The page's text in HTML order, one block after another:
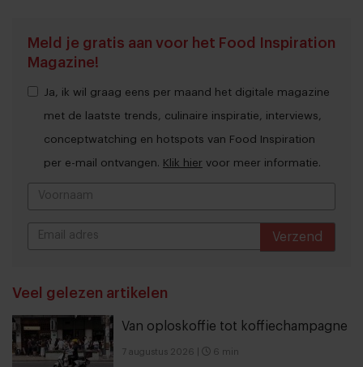
Meld je gratis aan voor het Food Inspiration
Magazine!
Ja, ik wil graag eens per maand het digitale magazine
met de laatste trends, culinaire inspiratie, interviews,
conceptwatching en hotspots van Food Inspiration
per e-mail ontvangen. Klik hier voor meer informatie.
Verzend
Veel gelezen artikelen
Van oploskoffie tot koffiechampagne
7 augustus 2026 6 min